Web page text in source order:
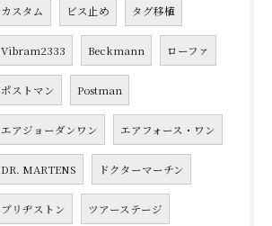
カスタム ビス止め タグ移植
Vibram2333 Beckmann ローファ
ポストマン Postman
エアジョーダンワン エアフォース・ワン
DR. MARTENS ドクターマーチン
ブリヂストン ツアーステージ